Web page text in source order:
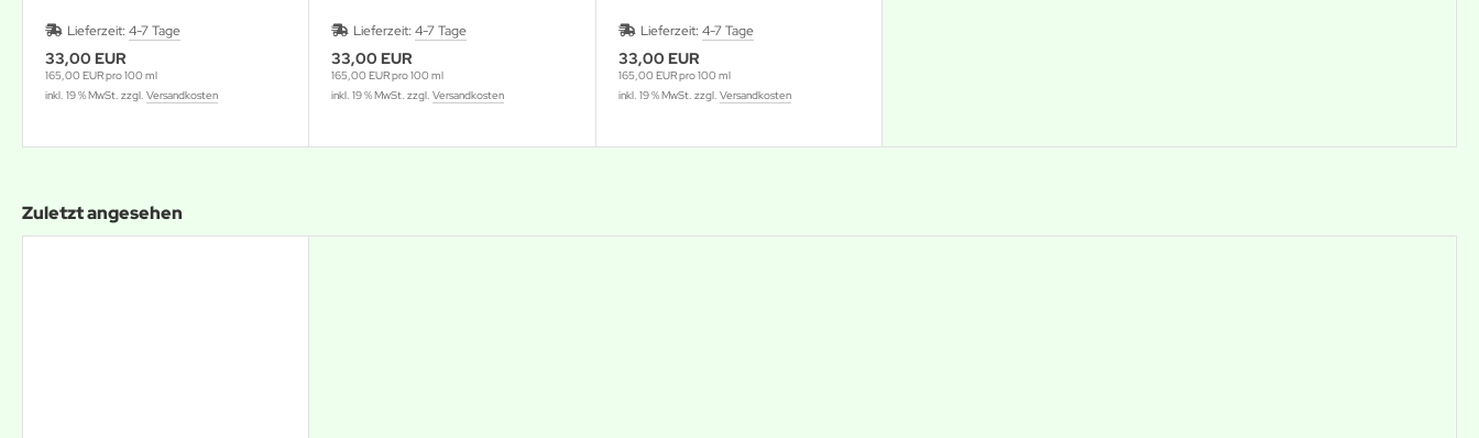
Lieferzeit: 4-7 Tage
33,00 EUR
165,00 EUR pro 100 ml
inkl. 19 % MwSt. zzgl. Versandkosten
Lieferzeit:4-7 Tage
33,00 EUR
165,00 EUR pro 100 ml
inkl. 19 % MwSt. zzgl.Versandkosten
Lieferzeit: 4-7 Tage
33,00 EUR
165,00 EUR pro 100 ml
inkl. 19 % MwSt. zzgl. Versandkosten
Zuletzt angesehen